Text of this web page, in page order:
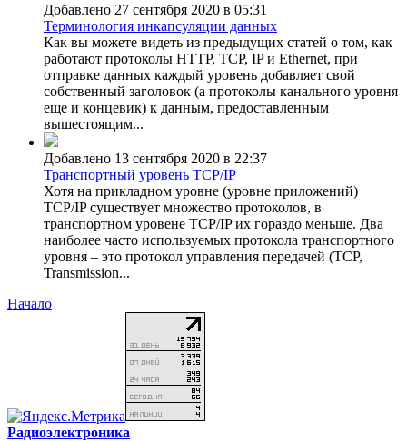
Добавлено 27 сентября 2020 в 05:31
Терминология инкапсуляции данных
Как вы можете видеть из предыдущих статей о том, как
работают протоколы HTTP, TCP, IP и Ethernet, при
отправке данных каждый уровень добавляет свой
собственный заголовок (а протоколы канального уровня
еще и концевик) к данным, предоставленным
вышестоящим...
Добавлено 13 сентября 2020 в 22:37
Транспортный уровень TCP/IP
Хотя на прикладном уровне (уровне приложений)
TCP/IP существует множество протоколов, в
транспортном уровене TCP/IP их гораздо меньше. Два
наиболее часто используемых протокола транспортного
уровня – это протокол управления передачей (TCP,
Transmission...
Начало
Радиоэлектроника